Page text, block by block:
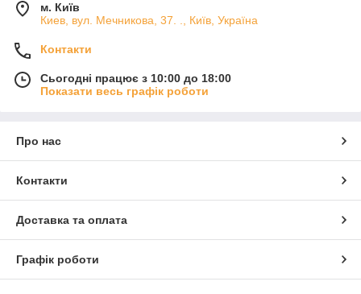
м. Київ
Киев, вул. Мечникова, 37. ., Київ, Україна
Контакти
Сьогодні працює з 10:00 до 18:00
Показати весь графік роботи
Про нас
Контакти
Доставка та оплата
Графік роботи